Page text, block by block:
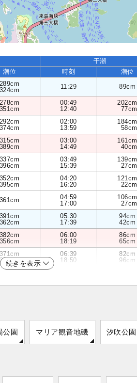
干潮
潮位 時刻 潮位
289cm
324cm
11:29 89cm
278cm
351cm
00:49
12:40
202cm
77cm
292cm
374cm
02:00
13:59
184cm
58cm
315cm
389cm
03:00
14:49
161cm
40cm
337cm
396cm
03:49
15:39
139cm
27cm
352cm
395cm
04:20
16:20
121cm
22cm
361cm
04:59
17:00
106cm
27cm
391cm
362cm
05:30
17:39
94cm
42cm
382cm
356cm
06:00
18:19
86cm
65cm
371cm
347cm
06:39
18:50
82cm
96cm
続きを表示
公園 マリア観音地磯 汐吹公園